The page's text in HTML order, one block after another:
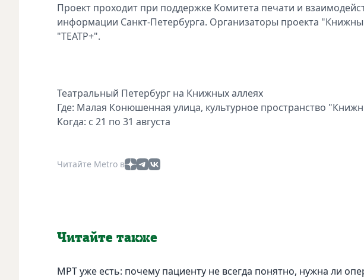
Проект проходит при поддержке Комитета печати и
информации Санкт-Петербурга. Организаторы проекта
"ТЕАТР+".
Театральный Петербург на Книжных аллеях
Где: Малая Конюшенная улица, культурное пространство
Когда: с 21 по 31 августа
Читайте Metro в
Читайте также
МРТ уже есть: почему пациенту не всегда понятно, нужна ли